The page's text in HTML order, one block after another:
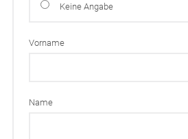
Keine Angabe
Vorname
Name